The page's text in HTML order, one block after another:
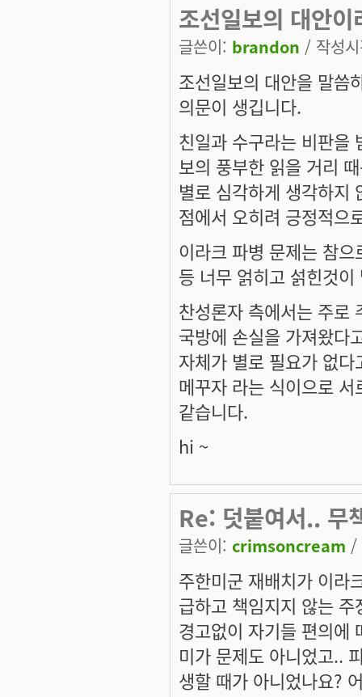
조선일보의 대안
글쓴이: brandon / 작성
조선일보의 대안을 말씀
의문이 생깁니다.
친일과 수구라는 비판을
보의 풍부한 읽을 거리
별로 심각하게 생각하지
점에서 오히려 긍정적으
이라크 파병 문제는 참
등 너무 얽히고 섥힌것
찬성론자 측에서는 주로
국방에 손실을 가져왔다
자체가 별로 필요가 없
메꾸자 라는 식이으로
같습니다.
hi ~
Re: 덧붙여서.. 무
글쓴이: crimsoncream /
주한미군 재배치가 이라
급하고 책임지지 않는
경고없이 자기들 편의에
미가 문제도 아니었고..
생할 때가 아니었나요?